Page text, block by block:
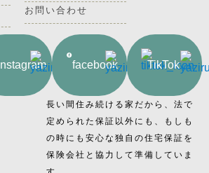
お問い合わせ
Instagram facebook TikTok
長い間住み続ける家だから、法で
定められた保証以外にも、もしも
の時にも安心な独自の住宅保証を
保険会社と協力して準備していま